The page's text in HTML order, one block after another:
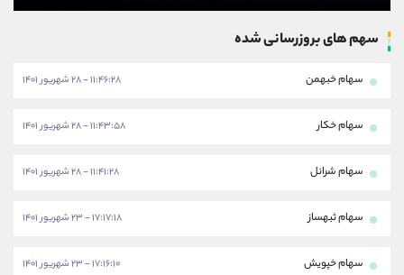
سهم های بروزرسانی شده
سهام خبهمن ۱۱:۴۶:۲۸ - ۲۸ شهریور ۱۴۰۱
سهام خکار ۱۱:۴۳:۵۸ - ۲۸ شهریور ۱۴۰۱
سهام شرانل ۱۱:۴۱:۲۸ - ۲۸ شهریور ۱۴۰۱
سهام ثبهساز ۱۷:۱۷:۱۸ - ۲۳ شهریور ۱۴۰۱
سهام خپویش ۱۷:۱۶:۱۰ - ۲۳ شهریور ۱۴۰۱